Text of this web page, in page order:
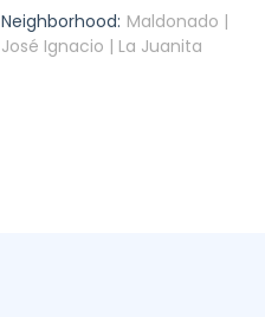
Neighborhood: Maldonado |
José Ignacio | La Juanita